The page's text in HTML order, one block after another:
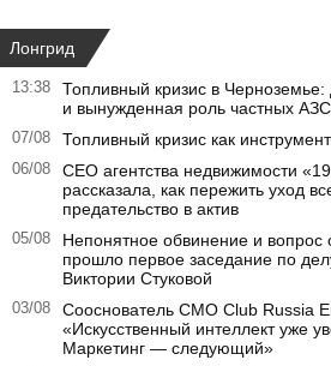
Лонгрид
13:38
Топливный кризис в
и вынужденная роль частных АЗС
07/08 Топливный кризис как
06/08
CEO агентства недвижимости
рассказала, как пережить уход
предательство в актив
05/08
Непонятное обвинение и
прошло первое заседание по
Виктории Стуковой
03/08
Сооснователь CMO Club Russia
«Искусственный интеллект уже
Маркетинг — следующий»